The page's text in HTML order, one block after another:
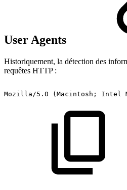
User Agents
Historiquement, la détection des
requêtes HTTP :
Mozilla/5.0 (Macintosh; Intel